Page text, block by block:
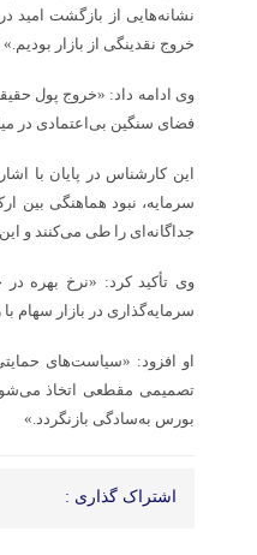
نشانه‌هایی از بازگشت امید
خروج نقدینگی از بازار بودیم.»
وی ادامه داد: «خروج پول
فضای سنگین بی‌اعتمادی در
این کارشناس در پایان با
سرمایه، نبود هماهنگی بین
جداگانه‌ای را طی می‌کنند و
وی تأکید کرد: «نرخ بهره
سرمایه‌گذاری در بازار سهام
او افزود: «سیاست‌های
تصمیمی مقطعی اتخاذ
بورس به‌سادگی بازنگردد.»
اشتراک گذاری :